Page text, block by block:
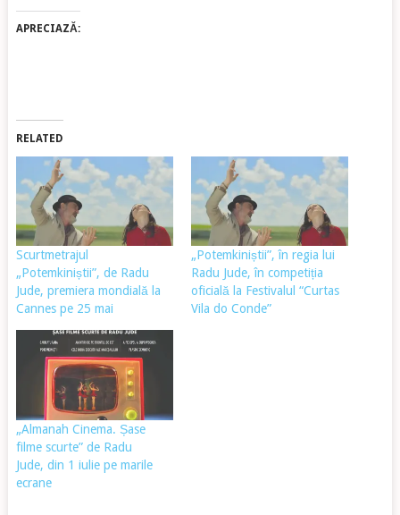
APRECIAZĂ:
RELATED
Scurtmetrajul
„Potemkiniștii”, de Radu
Jude, premiera mondială la
Cannes pe 25 mai
„Potemkiniștii”, în regia lui
Radu Jude, în competiția
oficială la Festivalul “Curtas
Vila do Conde”
„Almanah Cinema. Șase
filme scurte” de Radu
Jude, din 1 iulie pe marile
ecrane